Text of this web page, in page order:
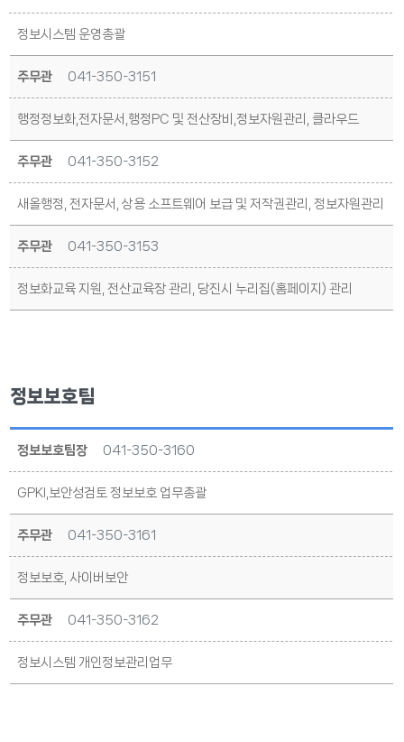
정보시스템 운영총괄
주무관 041-350-3151
행정정보화,전자문서,행정PC 및 전산장비,정보자원관리, 클라우드
주무관 041-350-3152
새올행정, 전자문서, 상용 소프트웨어 보급 및 저작권관리, 정보자원관리
주무관 041-350-3153
정보화교육 지원, 전산교육장 관리, 당진시 누리집(홈페이지) 관리
정보보호팀
정보보호팀장 041-350-3160
GPKI,보안성검토 정보보호 업무총괄
주무관 041-350-3161
정보보호, 사이버보안
주무관 041-350-3162
정보시스템 개인정보관리업무